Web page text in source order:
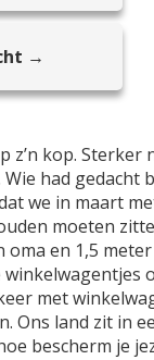
→
z’n kop. Sterker
Wie had gedacht
we in maart
moeten
oma en 1,5
met
Ons land zit in
bescherm je